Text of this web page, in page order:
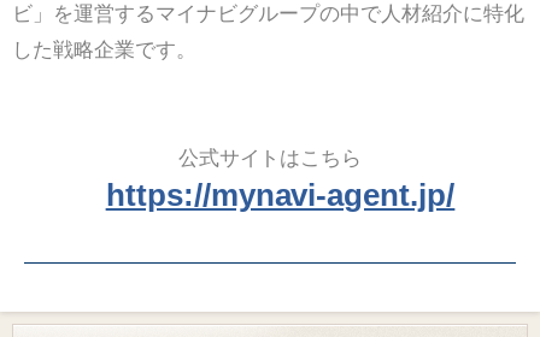
ビ」を運営するマイナビグループの中で人材紹介に特化
した戦略企業です。
公式サイトはこちら
https://mynavi-agent.jp/